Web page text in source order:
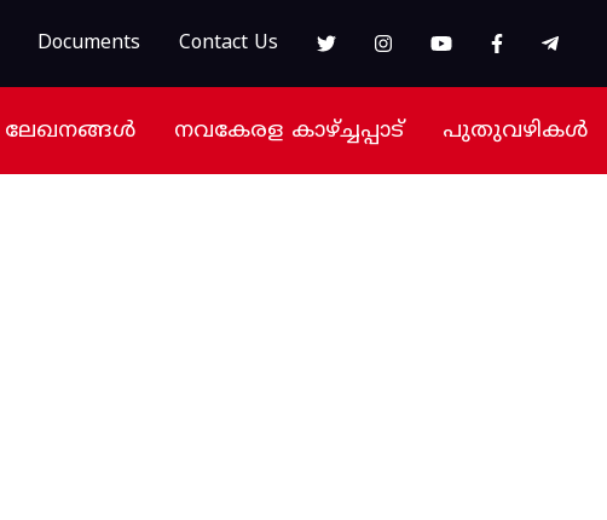
Documents Contact Us
ലേഖനങ്ങൾ നവകേരള കാഴ്ച്ചപ്പാട് പുതുവഴികൾ